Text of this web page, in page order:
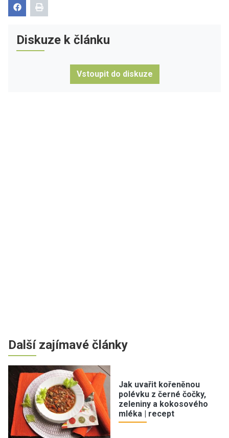
Diskuze k článku
Vstoupit do diskuze
Další zajímavé články
Jak uvařit kořeněnou
polévku z černé čočky,
zeleniny a kokosového
mléka | recept